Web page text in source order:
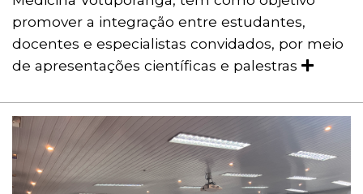
promover a integração entre estudantes,
docentes e especialistas convidados, por meio
de apresentações científicas e palestras